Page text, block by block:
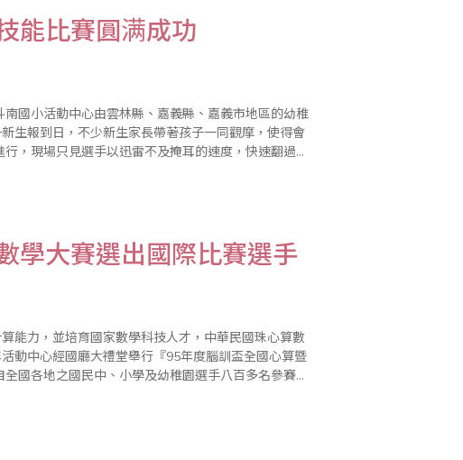
能比賽圓满成功
國小活動中心由雲林縣、嘉義縣、嘉義市地區的幼稚
生報到日，不少新生家長帶著孩子一同觀摩，使得會
學大賽選出國際比賽選手
能力，並培育國家數學科技人才，中華民國珠心算數
動中心經國廳大禮堂舉行『95年度腦訓盃全國心算暨